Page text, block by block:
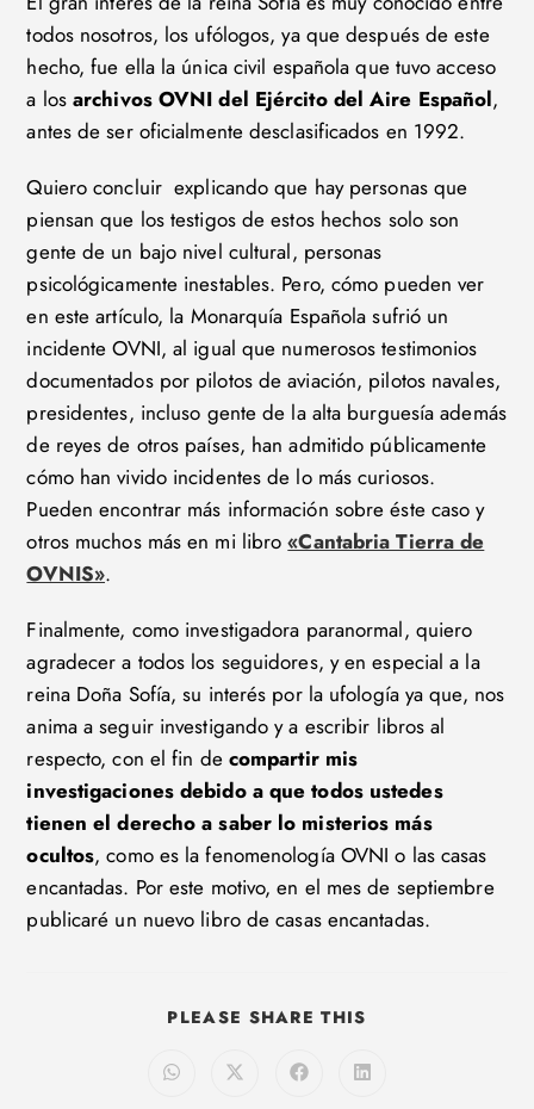
todos nosotros, los ufólogos, ya que después de este
hecho, fue ella la única civil española que tuvo acceso
a losarchivos OVNI del Ejército del Aire Español,
antes de ser oficialmente desclasificados en 1992.
Quiero concluir explicando que hay personas que
piensan que los testigos de estos hechos solo son
gente de un bajo nivel cultural, personas
psicológicamente inestables. Pero, cómo pueden ver
en este artículo, la Monarquía Española sufrió un
incidente OVNI, al igual que numerosos testimonios
documentados por pilotos de aviación, pilotos navales,
presidentes, incluso gente de la alta burguesía además
de reyes de otros países, han admitido públicamente
cómo han vivido incidentes de lo más curiosos.
Pueden encontrar más información sobre éste caso y
otros muchos más en mi libro«Cantabria Tierra de
OVNIS».
Finalmente, como investigadora paranormal, quiero
agradecer a todos los seguidores, y en especial a la
reina Doña Sofía, su interés por la ufología ya que, nos
anima a seguir investigando y a escribir libros al
respecto, con el fin de compartir mis
investigaciones debido a que todos ustedes
tienen el derecho a saber lo misterios más
ocultos, como es la fenomenología OVNI o las casas
encantadas. Por este motivo, en el mes de septiembre
publicaré un nuevo libro de casas encantadas.
PLEASE SHARE THIS
Se
Se Se Se